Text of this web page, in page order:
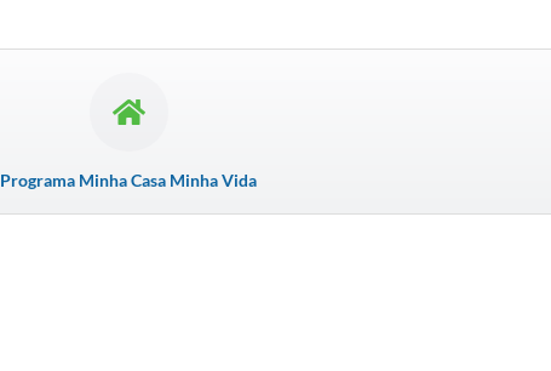
Programa Minha Casa Minha Vida